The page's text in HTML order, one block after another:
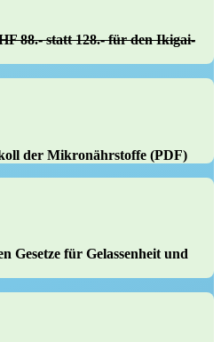
88.- statt 128.-für denIkigai-
der Mikronährstoffe (PDF)
Gesetze für Gelassenheit und